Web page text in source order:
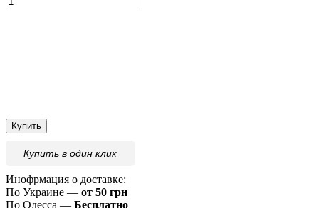
Купить
Купить в один клик
Инофрмация о доставке:
По Украине — от 50 грн
По Одесса — Бесплатно